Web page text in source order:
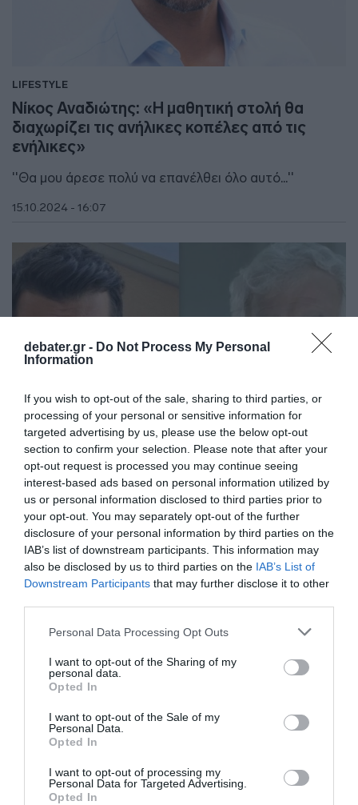
debater.gr - Do Not Process My Personal
Information
If you wish to opt-out of the sale, sharing to third parties, or
processing of your personal or sensitive information for
targeted advertising by us, please use the below opt-out
section to confirm your selection. Please note that after your
opt-out request is processed you may continue seeing
interest-based ads based on personal information utilized by
us or personal information disclosed to third parties prior to
your opt-out. You may separately opt-out of the further
disclosure of your personal information by third parties on the
IAB’s list of downstream participants. This information may
also be disclosed by us to third parties on the IAB’s List of
Downstream Participants that may further disclose it to other
Please note that this website/app uses one or more Google
not limited to your visit or usage behaviour. You may click to
grant or deny consent to Google and its third-party tags to
use your data for below specified purposes in below Google
consent section.
Personal Data Processing Opt Outs
I want to opt-out of the Sharing of my
personal data.
Opted In
I want to opt-out of the Sale of my
Personal Data.
Opted In
I want to opt-out of processing my
Personal Data for Targeted Advertising.
Opted In
LIFESTYLE
Νίκος Αναδιώτης: «Η μαθητική στολή θα
διαχωρίζει τις ανήλικες κοπέλες από τις
ενήλικες»
''Θα μου άρεσε πολύ να επανέλθει όλο αυτό...''
15.10.2024 - 16:07
LIFESTYLE
Μάνος Ιωάννου: “Ο Πέτρος Φιλιππίδης είναι
φίλος μου, τον εκτιμώ και τον αγαπώ, να
περάσει όλο αυτό”
"Είναι ένας από τους καλύτερους ηθοποιούς που